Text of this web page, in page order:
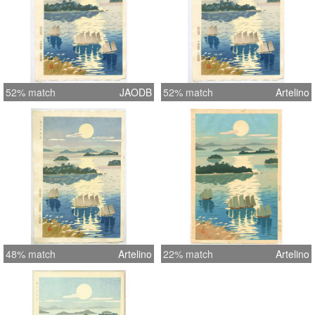
52% match JAODB 52% match Artelino
48% match Artelino 22% match Artelino